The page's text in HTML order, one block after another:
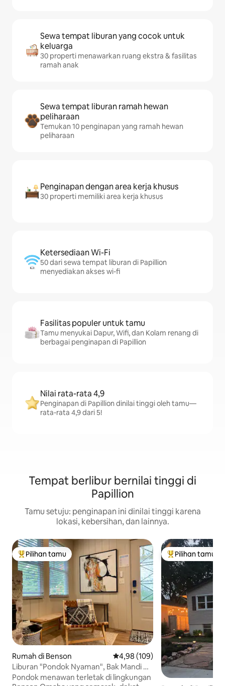
Sewa tempat liburan yang cocok untuk
keluarga
30 properti menawarkan ruang ekstra & fasilitas
ramah anak
Sewa tempat liburan ramah hewan
peliharaan
Temukan 10 penginapan yang ramah hewan
peliharaan
Penginapan dengan area kerja khusus
30 properti memiliki area kerja khusus
Ketersediaan Wi-Fi
50 dari sewa tempat liburan di Papillion
menyediakan akses wi-fi
Fasilitas populer untuk tamu
Tamu menyukai Dapur, Wifi, dan Kolam renang di
berbagai penginapan di Papillion
Nilai rata-rata 4,9
Penginapan di Papillion dinilai tinggi oleh tamu—
rata-rata 4,9 dari 5!
Tempat berlibur bernilai tinggi di
Papillion
Tamu setuju: penginapan ini dinilai tinggi karena
lokasi, kebersihan, dan lainnya.
Pilihan tamu terpopuler
Pilihan tamu
Rumah di Benson Nilai rata-rata 4,98 dari 5, 109
4,98 (109)
Liburan "Pondok Nyaman", Bak Mandi Air
Panas & Perapian Benson
Pondok menawan terletak di lingkungan
Pilihan tamu
Pilihan tamu